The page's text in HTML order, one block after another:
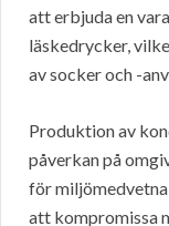
att erbjuda en
läskedrycker,
av socker och -
Produktion av
påverkan på
för
att kompromissa